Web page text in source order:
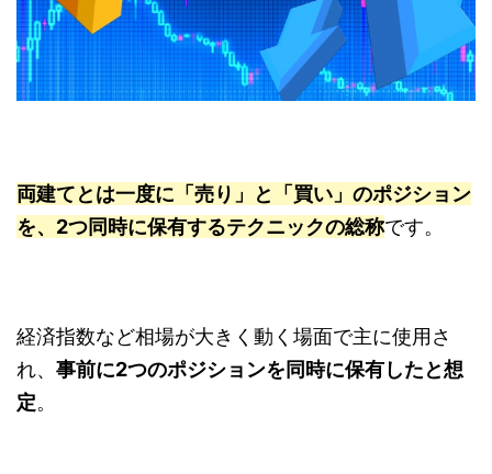
両建てとは一度に「売り」と「買い」のポジション
を、2つ同時に保有するテクニックの総称です。
経済指数など相場が大きく動く場面で主に使用さ
れ、 事前に2つのポジションを同時に保有したと想
定。